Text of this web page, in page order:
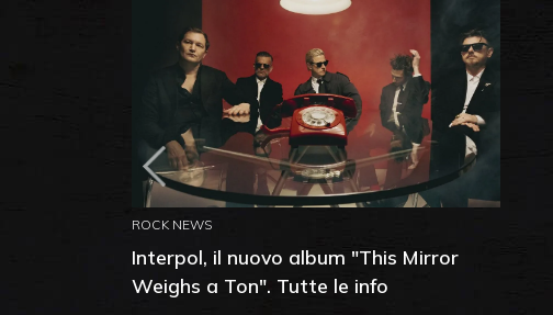
ROCK NEWS
Interpol, il nuovo album "This Mirror
Weighs a Ton". Tutte le info